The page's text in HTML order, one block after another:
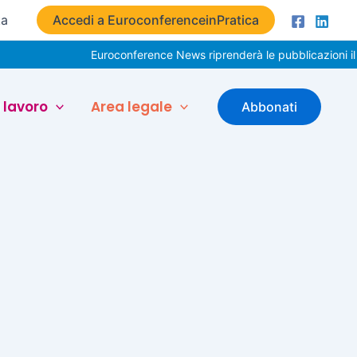
Accedi a EuroconferenceinPratica
Euroconference News riprenderà le pubblicazioni il
lavoro Area legale Abbonati